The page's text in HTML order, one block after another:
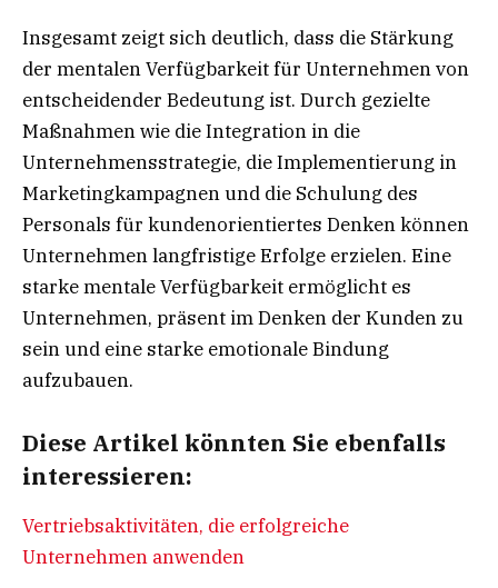
Insgesamt zeigt sich deutlich, dass die Stärkung
der mentalen Verfügbarkeit für Unternehmen von
entscheidender Bedeutung ist. Durch gezielte
Maßnahmen wie die Integration in die
Unternehmensstrategie, die Implementierung in
Marketingkampagnen und die Schulung des
Personals für kundenorientiertes Denken können
Unternehmen langfristige Erfolge erzielen. Eine
starke mentale Verfügbarkeit ermöglicht es
Unternehmen, präsent im Denken der Kunden zu
sein und eine starke emotionale Bindung
aufzubauen.
Diese Artikel könnten Sie ebenfalls
interessieren:
Vertriebsaktivitäten, die erfolgreiche
Unternehmen anwenden